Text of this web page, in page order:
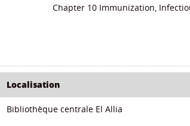
Chapter 10 Immunization,
Localisation
Bibliothèque centrale El Allia